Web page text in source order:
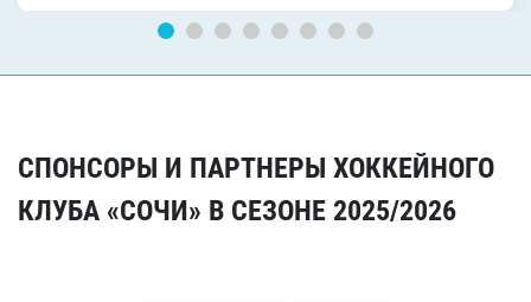
СПОНСОРЫ И ПАРТНЕРЫ ХОККЕЙНОГО
КЛУБА «СОЧИ» В СЕЗОНЕ 2025/2026